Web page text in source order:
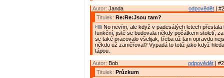
odpovědět |
Autor: Janda
Titulek: Re:Re:Jsou tam?
No nevím, ale když v padesátých letech přestala
funkční, jistě se budovala někdy počátkem století,
se také pracovalo všelijak, třeba už tam opravdu
někdo už zaměřoval? Vypadá to totiž jako když
tápou.
odpovědět |
Autor: Bob
Titulek: Průzkum